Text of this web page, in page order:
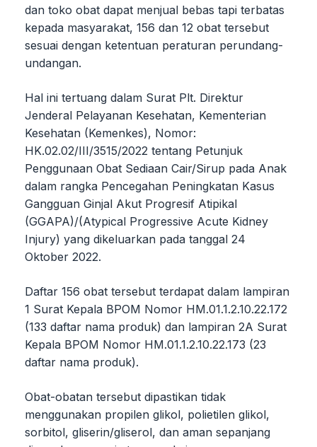
dan toko obat dapat menjual bebas tapi terbatas
kepada masyarakat, 156 dan 12 obat tersebut
sesuai dengan ketentuan peraturan perundang-
undangan.
Hal ini tertuang dalam Surat Plt. Direktur
Jenderal Pelayanan Kesehatan, Kementerian
Kesehatan (Kemenkes), Nomor:
HK.02.02/III/3515/2022 tentang Petunjuk
Penggunaan Obat Sediaan Cair/Sirup pada Anak
dalam rangka Pencegahan Peningkatan Kasus
Gangguan Ginjal Akut Progresif Atipikal
(GGAPA)/(Atypical Progressive Acute Kidney
Injury) yang dikeluarkan pada tanggal 24
Oktober 2022.
Daftar 156 obat tersebut terdapat dalam lampiran
1 Surat Kepala BPOM Nomor HM.01.1.2.10.22.172
(133 daftar nama produk) dan lampiran 2A Surat
Kepala BPOM Nomor HM.01.1.2.10.22.173 (23
daftar nama produk).
Obat-obatan tersebut dipastikan tidak
menggunakan propilen glikol, polietilen glikol,
sorbitol, gliserin/gliserol, dan aman sepanjang